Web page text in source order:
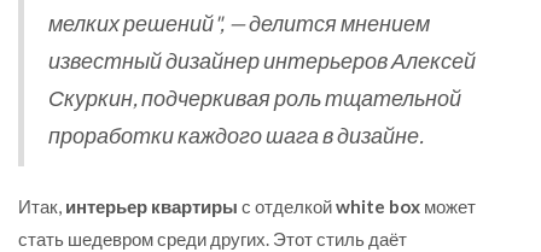
мелких решений", — делится мнением
известный дизайнер интерьеров Алексей
Скуркин, подчеркивая роль тщательной
проработки каждого шага в дизайне.
Итак, интерьер квартиры с отделкойwhite box может
стать шедевром среди других. Этот стиль даёт